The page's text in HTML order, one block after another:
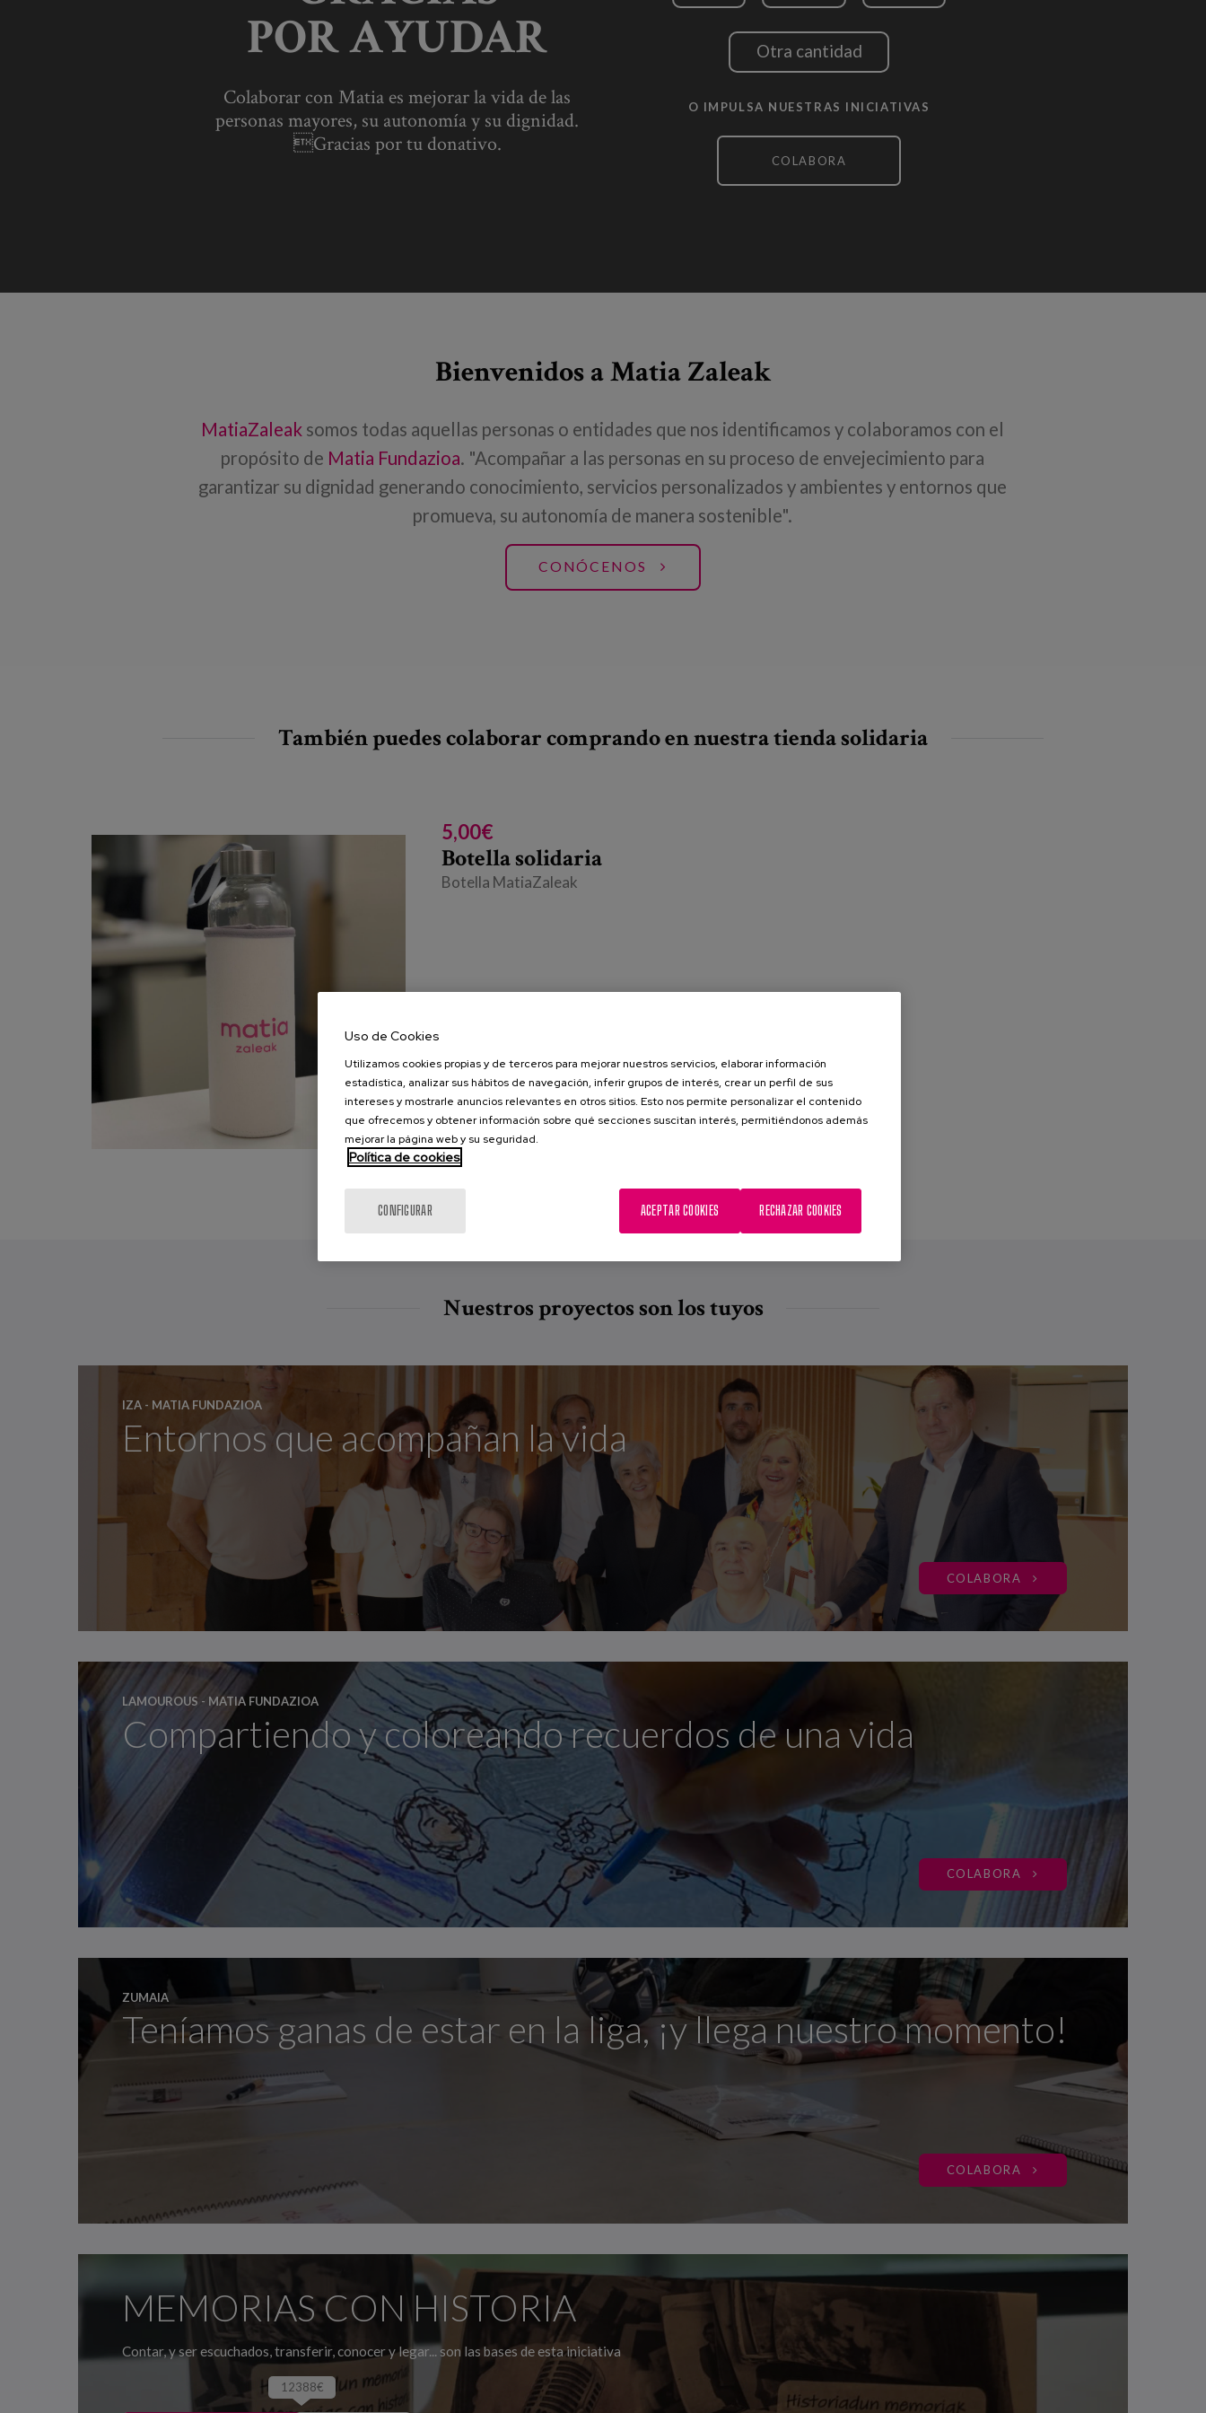
POR AYUDAR
Colaborar con Matia es mejorar la vida de las
personas mayores, su autonomía y su dignidad.
Gracias por tu donativo.
Otra cantidad
O IMPULSA NUESTRAS INICIATIVAS
COLABORA
Bienvenidos a Matia Zaleak
MatiaZaleak somos todas aquellas personas o entidades que nos identificamos y colaboramos con el
propósito de Matia Fundazioa. "Acompañar a las personas en su proceso de envejecimiento para
garantizar su dignidad generando conocimiento, servicios personalizados y ambientes y entornos que
promueva, su autonomía de manera sostenible".
CONÓCENOS
También puedes colaborar comprando en nuestra tienda solidaria
5,00€
Botella solidaria
Botella MatiaZaleak
Nuestros proyectos son los tuyos
IZA - MATIA FUNDAZIOA
Entornos que acompañan la vida
COLABORA
LAMOUROUS - MATIA FUNDAZIOA
Compartiendo y coloreando recuerdos de una vida
COLABORA
ZUMAIA
Teníamos ganas de estar en la liga, ¡y llega nuestro momento!
COLABORA
MEMORIAS CON HISTORIA
Contar, y ser escuchados, transferir, conocer y legar... son las bases de esta iniciativa
12388€
Uso de Cookies
Utilizamos cookies propias y de terceros para mejorar nuestros servicios, elaborar información
estadística, analizar sus hábitos de navegación, inferir grupos de interés, crear un perfil de sus
intereses y mostrarle anuncios relevantes en otros sitios. Esto nos permite personalizar el contenido
que ofrecemos y obtener información sobre qué secciones suscitan interés, permitiéndonos además
mejorar la página web y su seguridad.
Política de cookies
CONFIGURAR RECHAZAR COOKIES
ACEPTAR COOKIES